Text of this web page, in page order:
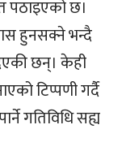
पठाइएको छ।
हुनसक्ने भन्दै
छन्। केही
टिप्पणी गर्दै
गतिविधि सह्य